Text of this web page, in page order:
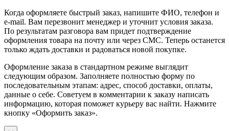
Когда оформляете быстрый заказ, напишите ФИО, телефон и
e-mail. Вам перезвонит менеджер и уточнит условия заказа.
По результатам разговора вам придет подтверждение
оформления товара на почту или через СМС. Теперь останется
только ждать доставки и радоваться новой покупке.
Оформление заказа в стандартном режиме выглядит
следующим образом. Заполняете полностью форму по
последовательным этапам: адрес, способ доставки, оплаты,
данные о себе. Советуем в комментарии к заказу написать
информацию, которая поможет курьеру вас найти. Нажмите
кнопку «Оформить заказ».